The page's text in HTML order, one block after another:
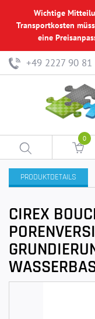
Wichtige
Transportkosten
eine
+49 2227 90 81
0
PRODUKTDETAILS
CIREX